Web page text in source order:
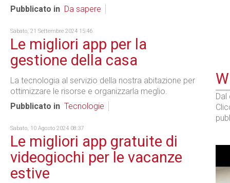
Pubblicato in Da sapere
Sabato, 21 Settembre 2024 15:46
Le migliori app per la
gestione della casa
La tecnologia al servizio della nostra abitazione per
ottimizzare le risorse e organizzarla meglio.
Pubblicato in Tecnologie
Sabato, 10 Agosto 2024 08:37
Le migliori app gratuite di
videogiochi per le vacanze
estive